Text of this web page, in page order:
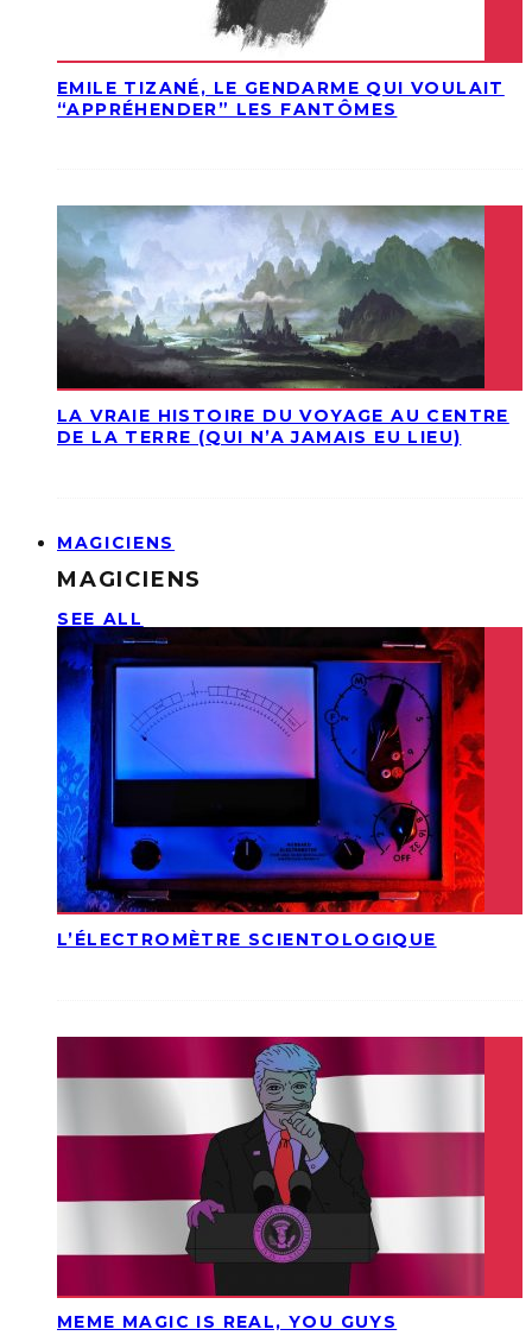
EMILE TIZANÉ, LE GENDARME QUI VOULAIT
“APPRÉHENDER” LES FANTÔMES
LA VRAIE HISTOIRE DU VOYAGE AU CENTRE
DE LA TERRE (QUI N’A JAMAIS EU LIEU)
MAGICIENS
MAGICIENS
SEE ALL
L’ÉLECTROMÈTRE SCIENTOLOGIQUE
MEME MAGIC IS REAL, YOU GUYS